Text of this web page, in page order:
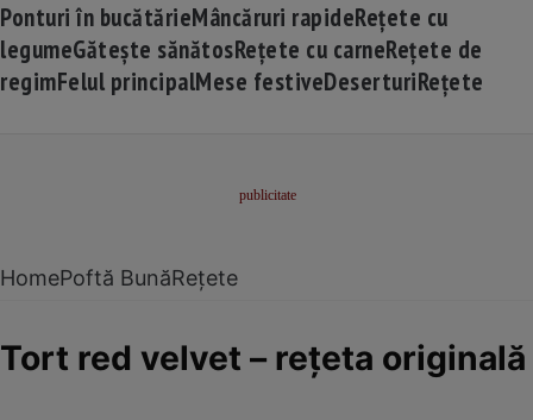
Ponturi în bucătărieMâncăruri rapideRețete cu
legumeGătește sănătosRețete cu carneRețete de
regimFelul principalMese festiveDeserturiRețete
HomePoftă BunăRețete
Tort red velvet – reţeta originală